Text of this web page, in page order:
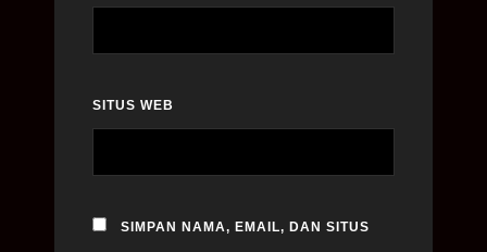
SITUS WEB
SIMPAN NAMA, EMAIL, DAN SITUS